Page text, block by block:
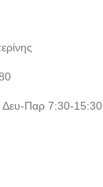
Δευ-Παρ 7:30-15:30